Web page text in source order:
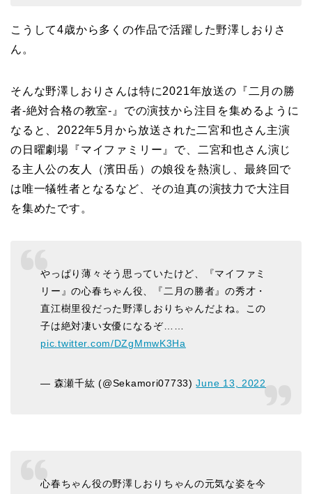
こうして4歳から多くの作品で活躍した野澤しおりさ
ん。
そんな野澤しおりさんは特に2021年放送の『二月の勝
者-絶対合格の教室-』での演技から注目を集めるように
なると、2022年5月から放送された二宮和也さん主演
の日曜劇場『マイファミリー』で、二宮和也さん演じ
る主人公の友人（濱田岳）の娘役を熱演し、最終回で
は唯一犠牲者となるなど、その迫真の演技力で大注目
を集めたです。
やっぱり薄々そう思っていたけど、『マイファミ
リー』の心春ちゃん役、『二月の勝者』の秀才・
直江樹里役だった野澤しおりちゃんだよね。この
子は絶対凄い女優になるぞ……
pic.twitter.com/DZgMmwK3Ha
— 森瀬千紘 (@Sekamori07733)June 13, 2022
心春ちゃん役の野澤しおりちゃんの元気な姿を今